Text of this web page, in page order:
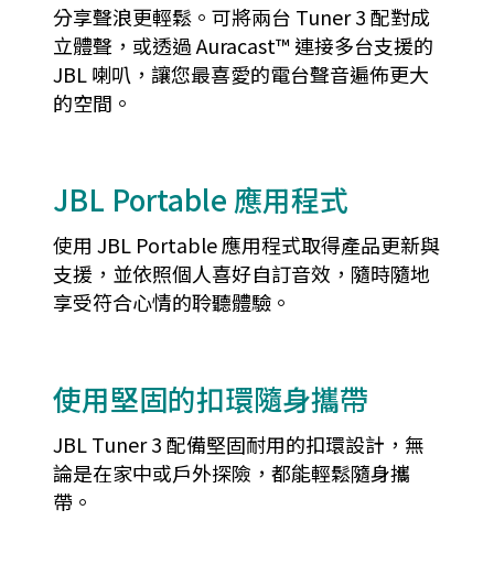
分享聲浪更輕鬆。可將兩台 Tuner 3 配對成
立體聲，或透過 Auracast™ 連接多台支援的
JBL 喇叭，讓您最喜愛的電台聲音遍佈更大
的空間。
JBL Portable 應用程式
使用 JBL Portable 應用程式取得產品更新與
支援，並依照個人喜好自訂音效，隨時隨地
享受符合心情的聆聽體驗。
使用堅固的扣環隨身攜帶
JBL Tuner 3 配備堅固耐用的扣環設計，無
論是在家中或戶外探險，都能輕鬆隨身攜
帶。